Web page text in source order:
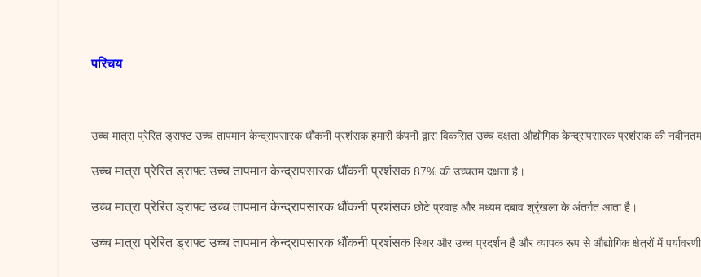
परिचय
उच्च मात्रा प्रेरित ड्राफ्ट उच्च तापमान केन्द्रापसारक धौंकनी प्रशंसकहमारी कंपनी द्वारा विकसित उच्च दक्षता औद्योगिक केन्द्रापसारक प्रशंसक की
उच्च मात्रा प्रेरित ड्राफ्ट उच्च तापमान केन्द्रापसारक धौंकनी प्रशंसक 87% की उच्चतम दक्षता है।
उच्च मात्रा प्रेरित ड्राफ्ट उच्च तापमान केन्द्रापसारक धौंकनी प्रशंसक छोटे प्रवाह और मध्यम दबाव श्रृंखला के अंतर्गत आता है।
उच्च मात्रा प्रेरित ड्राफ्ट उच्च तापमान केन्द्रापसारक धौंकनी प्रशंसक स्थिर और उच्च प्रदर्शन है और व्यापक रूप से औद्योगिक क्षेत्रों में